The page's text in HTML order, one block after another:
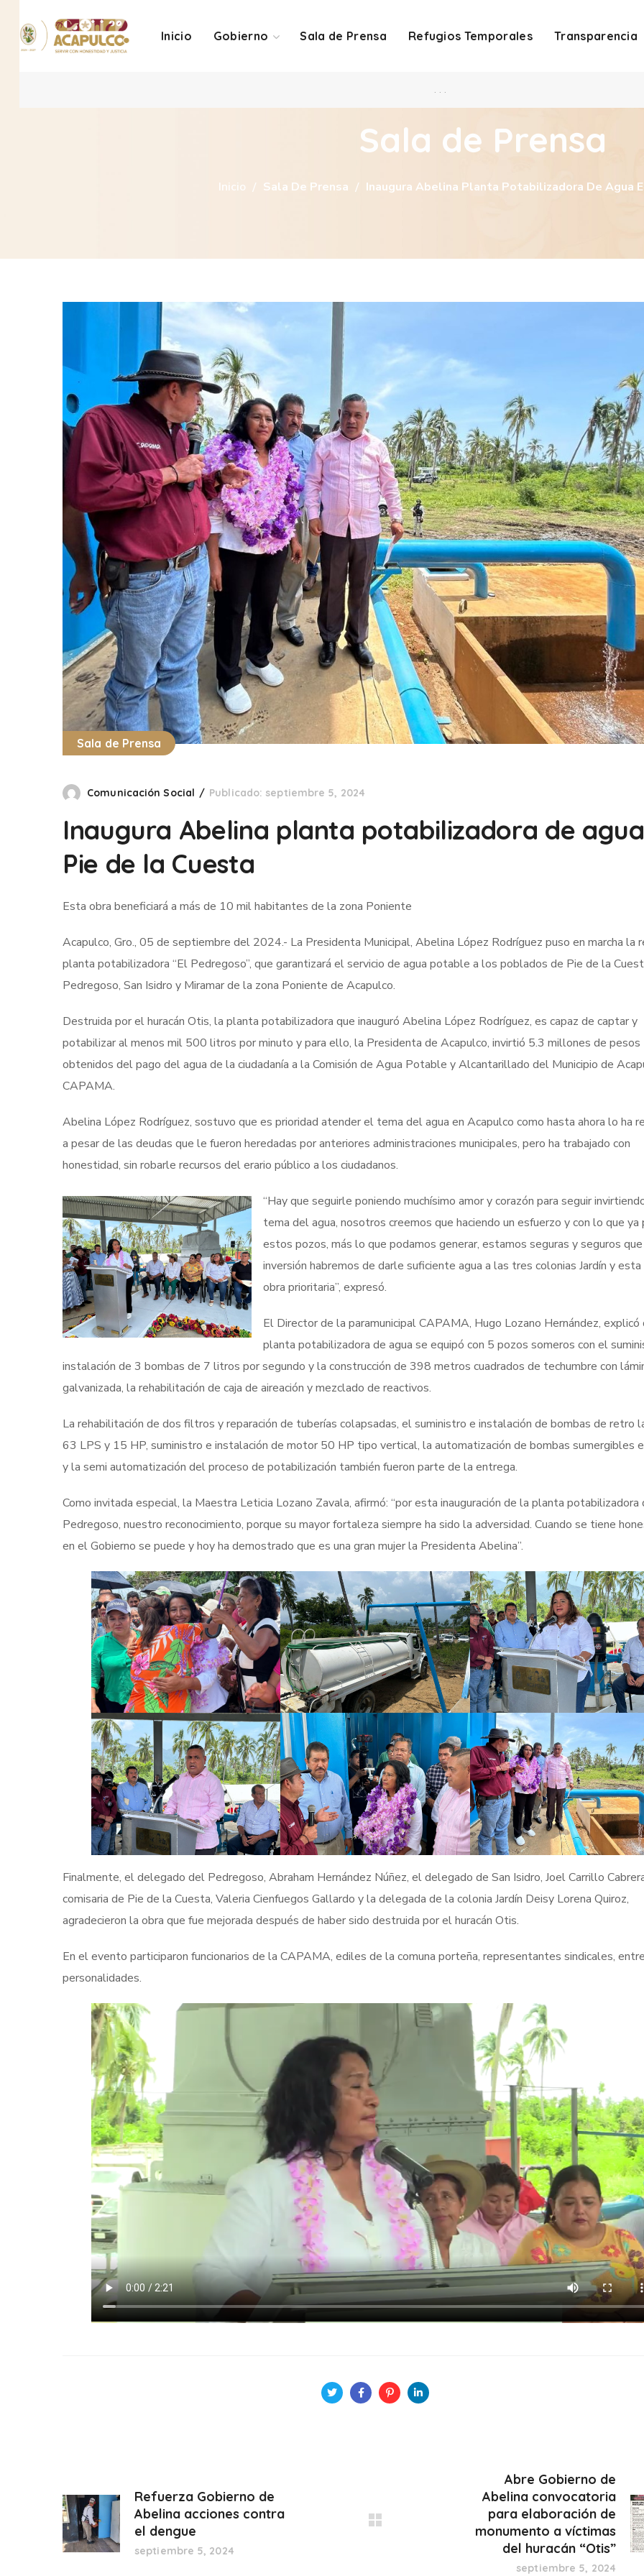
Inicio Gobierno Sala de Prensa Refugios Temporales Transparencia
. . .
Sala de Prensa
Inicio Sala De Prensa Inaugura Abelina Planta Potabilizadora De Agua
Sala de Prensa
Comunicación Social Publicado: septiembre 5, 2024
Inaugura Abelina planta potabilizadora de
Pie de la Cuesta
Esta obra beneficiará a más de 10 mil habitantes de la zona Poniente
Acapulco, Gro., 05 de septiembre del 2024.- La Presidenta Municipal, Abelina López Rodríguez puso en marcha la
planta potabilizadora “El Pedregoso”, que garantizará el servicio de agua potable a los poblados de Pie de la
Pedregoso, San Isidro y Miramar de la zona Poniente de Acapulco.
Destruida por el huracán Otis, la planta potabilizadora que inauguró Abelina López Rodríguez, es capaz de captar y
potabilizar al menos mil 500 litros por minuto y para ello, la Presidenta de Acapulco, invirtió 5.3 millones de pesos
obtenidos del pago del agua de la ciudadanía a la Comisión de Agua Potable y Alcantarillado del Municipio de
CAPAMA.
Abelina López Rodríguez, sostuvo que es prioridad atender el tema del agua en Acapulco como hasta ahora lo ha
a pesar de las deudas que le fueron heredadas por anteriores administraciones municipales, pero ha trabajado con
honestidad, sin robarle recursos del erario público a los ciudadanos.
“Hay que seguirle poniendo muchísimo amor y corazón para seguir
tema del agua, nosotros creemos que haciendo un esfuerzo y con lo que ya
estos pozos, más lo que podamos generar, estamos seguras y seguros
inversión habremos de darle suficiente agua a las tres colonias Jardín y esta
obra prioritaria”, expresó.
El Director de la paramunicipal CAPAMA, Hugo Lozano Hernández,
planta potabilizadora de agua se equipó con 5 pozos someros con el
instalación de 3 bombas de 7 litros por segundo y la construcción de 398 metros cuadrados de techumbre con
galvanizada, la rehabilitación de caja de aireación y mezclado de reactivos.
La rehabilitación de dos filtros y reparación de tuberías colapsadas, el suministro e instalación de bombas de retro
63 LPS y 15 HP, suministro e instalación de motor 50 HP tipo vertical, la automatización de bombas sumergibles
y la semi automatización del proceso de potabilización también fueron parte de la entrega.
Como invitada especial, la Maestra Leticia Lozano Zavala, afirmó: “por esta inauguración de la planta potabilizadora
Pedregoso, nuestro reconocimiento, porque su mayor fortaleza siempre ha sido la adversidad. Cuando se tiene
en el Gobierno se puede y hoy ha demostrado que es una gran mujer la Presidenta Abelina”.
Finalmente, el delegado del Pedregoso, Abraham Hernández Núñez, el delegado de San Isidro, Joel Carrillo
comisaria de Pie de la Cuesta, Valeria Cienfuegos Gallardo y la delegada de la colonia Jardín Deisy Lorena Quiroz,
agradecieron la obra que fue mejorada después de haber sido destruida por el huracán Otis.
En el evento participaron funcionarios de la CAPAMA, ediles de la comuna porteña, representantes sindicales,
personalidades.
Refuerza Gobierno de
Abelina acciones contra
el dengue
septiembre 5, 2024
Abre Gobierno de
Abelina convocatoria
para elaboración de
monumento a víctimas
del huracán “Otis”
septiembre 5, 2024